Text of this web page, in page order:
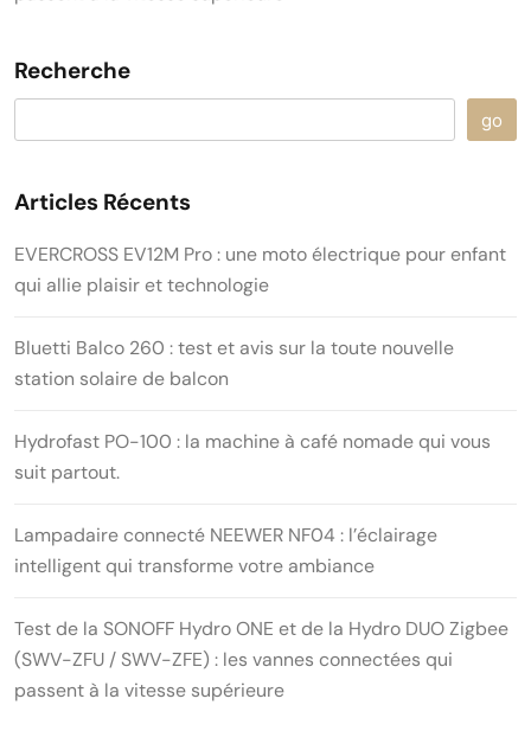
Recherche
go
Articles Récents
EVERCROSS EV12M Pro : une moto électrique pour enfant
qui allie plaisir et technologie
Bluetti Balco 260 : test et avis sur la toute nouvelle
station solaire de balcon
Hydrofast PO-100 : la machine à café nomade qui vous
suit partout.
Lampadaire connecté NEEWER NF04 : l’éclairage
intelligent qui transforme votre ambiance
Test de la SONOFF Hydro ONE et de la Hydro DUO Zigbee
(SWV-ZFU / SWV-ZFE) : les vannes connectées qui
passent à la vitesse supérieure